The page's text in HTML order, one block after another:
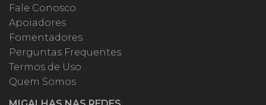
Fale Conosco
Apoiadores
Fomentadores
Perguntas Frequentes
Termos de Uso
Quem Somos